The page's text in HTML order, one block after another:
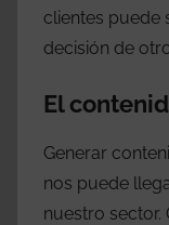
clientes puede
decisión de
El
Generar
nos puede
nuestro